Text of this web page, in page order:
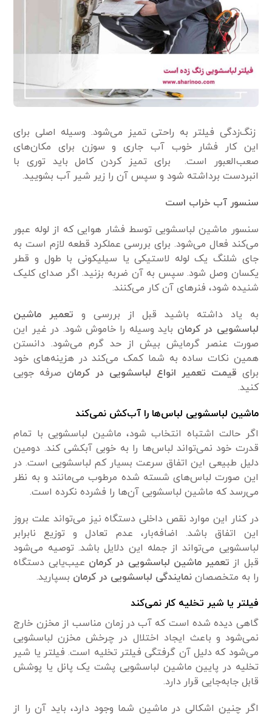
زنگ‌زدگی فیلتر به راحتی تمیز می‌شود. وسیله اصلی برای
این کار فشار خوب آب جاری و سوزن برای مکان‌های
صعب‌العبور است. برای تمیز کردن کامل باید توری با
انبردست برداشته شود و سپس آن را زیر شیر آب بشویید.
سنسور آب خراب است
سنسور ماشین لباسشویی توسط فشار هوایی که از لوله عبور
می‌کند فعال می‌شود. برای بررسی عملکرد قطعه لازم است به
جای شلنگ یک لوله لاستیکی یا سیلیکونی با طول و قطر
یکسان وصل شود. سپس به آن ضربه بزنید. اگر صدای کلیک
شنیده شود، فنرهای آن کار می‌کنند.
به یاد داشته باشید قبل از بررسی و تعمیر ماشین
لباسشویی در کرمان باید وسیله را خاموش شود. در غیر این
صورت عنصر گرمایش بیش از حد گرم می‌شود. دانستن
همین نکات ساده به شما کمک می‌کند در هزینه‌های خود
برای قیمت تعمیر انواع لباسشویی در کرمان صرفه جویی
کنید.
ماشین لباسشویی لباس‌ها را آب‌کش نمی‌کند
اگر حالت اشتباه انتخاب شود، ماشین لباسشویی با تمام
قدرت خود نمی‌تواند لباس‌ها را به خوبی آبکشی کند. دومین
دلیل طبیعی این اتفاق سرعت بسیار کم لباسشویی است. در
این صورت لباس‌های شسته شده مرطوب می‌مانند و به نظر
می‌رسد که ماشین لباسشویی آن‌ها را فشرده نکرده است.
در کنار این موارد نقص داخلی دستگاه نیز می‌تواند علت بروز
این اتفاق باشد. اضافه‌بار، عدم تعادل و توزیع نابرابر
لباسشویی می‌تواند از جمله این دلایل باشد. توصیه می‌شود
قبل از تعمیر ماشین لباسشویی در کرمان عیب‌یابی دستگاه
را به متخصصاننمایندگی لباسشویی در کرمان بسپارید.
فیلتر یا شیر تخلیه کار نمی‌کند
گاهی دیده شده است که آب در زمان مناسب از مخزن خارج
نمی‌شود و باعث ایجاد اختلال در چرخش مخزن لباسشویی
می‌شود که دلیل آن گرفتگی فیلتر تخلیه است. فیلتر یا شیر
تخلیه در پایین ماشین لباسشویی پشت یک پانل یا پوشش
قابل جابه‌جایی قرار دارد.
اگر چنین اشکالی در ماشین شما وجود دارد، باید آن را از